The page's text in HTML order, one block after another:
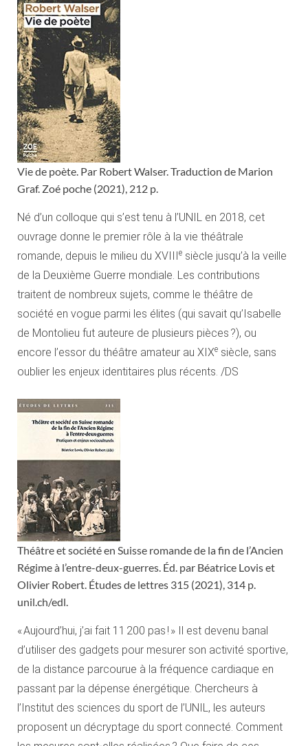
Vie de poète. Par Robert Walser. Traduction de Marion
Graf. Zoé poche (2021), 212 p.
Né d’un colloque qui s’est tenu à l’UNIL en 2018, cet
ouvrage donne le premier rôle à la vie théâtrale
romande, depuis le milieu du XVIII
e siècle jusqu’à la veille
de la Deuxième Guerre mondiale. Les contributions
traitent de nombreux sujets, comme le théâtre de
société en vogue parmi les élites (qui savait qu’Isabelle
de Montolieu fut auteure de plusieurs pièces ?), ou
encore l’essor du théâtre amateur au XIXe siècle, sans
oublier les enjeux identitaires plus récents. /DS
Théâtre et société en Suisse romande de la fin de l’Ancien
Régime à l’entre-deux-guerres. Éd. par Béatrice Lovis et
Olivier Robert. Études de lettres 315 (2021), 314 p.
unil.ch/edl.
« Aujourd’hui, j’ai fait 11 200 pas ! » Il est devenu banal
d’utiliser des gadgets pour mesurer son activité sportive,
de la distance parcourue à la fréquence cardiaque en
passant par la dépense énergétique. Chercheurs à
l’Institut des sciences du sport de l’UNIL, les auteurs
proposent un décryptage du sport connecté. Comment